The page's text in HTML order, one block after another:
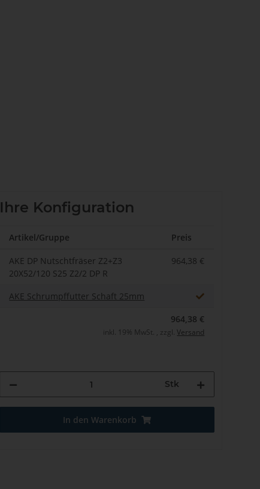
Ihre Konfiguration
Artikel/Gruppe Preis
AKE DP Nutschtfräser Z2+Z3
20X52/120 S25 Z2/2 DP R
964,38 €
AKE Schrumpffutter Schaft 25mm
964,38 €
inkl. 19% MwSt. , zzgl.Versand
Stk
In den Warenkorb